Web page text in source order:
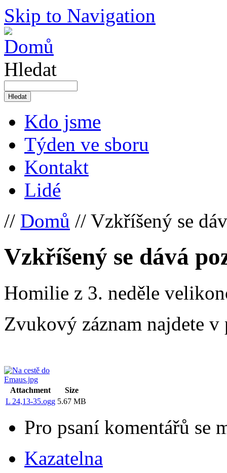
Skip to Navigation
Hledat
Kdo jsme
Týden ve sboru
Kontakt
Lidé
// Domů // Vzkříšený se
Vzkříšený se dává
Homilie z 3. neděle
Zvukový záznam najdete v
Attachment
Size
L 24,13-35.ogg 5.67 MB
Pro psaní komentářů se
Kazatelna